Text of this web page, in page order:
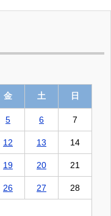
金 土 日
5 6 7
12 13 14
19 20 21
26 27 28